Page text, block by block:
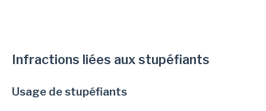
Infractions liées aux stupéfiants
Usage de stupéfiants